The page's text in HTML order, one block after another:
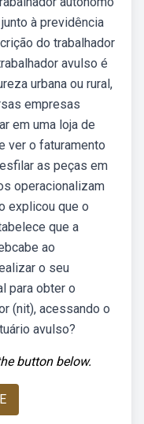
à previdência
do trabalhador
avulso é
urbana ou rural,
empresas
em uma loja de
ver o faturamento
as peças em
operacionalizam
explicou que o
que a
ao
o seu
para obter o
(nit), acessando o
avulso?
button below.